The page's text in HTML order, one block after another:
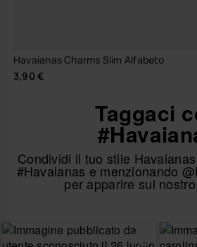
Havaianas Charms Slim Alfabeto
3,90 €
Taggaci
Condividi il tuo stile
#Havaianas e menzionando
per apparire sul